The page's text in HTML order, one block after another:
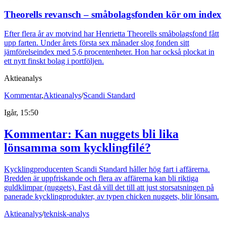
Theorells revansch – småbolagsfonden kör om index
Efter flera år av motvind har Henrietta Theorells småbolagsfond fått
upp farten. Under årets första sex månader slog fonden sitt
jämförelseindex med 5,6 procentenheter. Hon har också plockat in
ett nytt finskt bolag i portföljen.
Aktieanalys
Kommentar,Aktieanalys/Scandi Standard
Igår, 15:50
Kommentar: Kan nuggets bli lika
lönsamma som kycklingfilé?
Kycklingproducenten Scandi Standard håller hög fart i affärerna.
Bredden är uppfriskande och flera av affärerna kan bli riktiga
guldklimpar (nuggets). Fast då vill det till att just storsatsningen på
panerade kycklingprodukter, av typen chicken nuggets, blir lönsam.
Aktieanalys/teknisk-analys